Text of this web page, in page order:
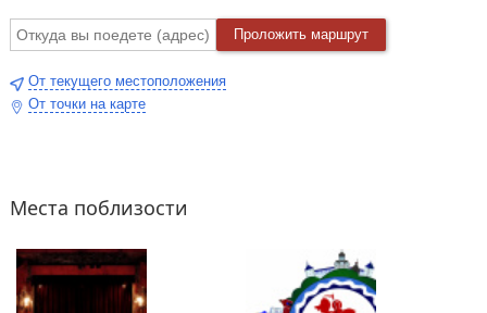
Проложить маршрут
От текущего местоположения
От точки на карте
Места поблизости